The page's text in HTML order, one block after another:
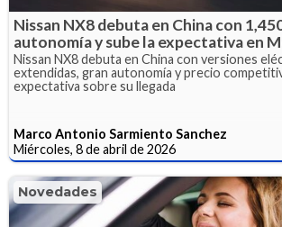
Nissan NX8 debuta en China con
autonomía y sube la expectativa en
Nissan NX8 debuta en China con versiones
extendidas, gran autonomía y precio
expectativa sobre su llegada
Marco Antonio Sarmiento Sanchez
Miércoles, 8 de abril de 2026
Novedades